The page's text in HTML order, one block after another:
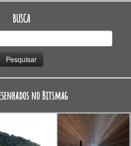
BUSCA
no Bitsmag